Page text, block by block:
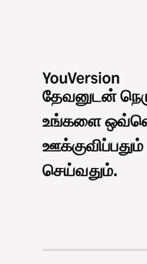
தேவனுடன்
உங்களை
செய்வதும்.